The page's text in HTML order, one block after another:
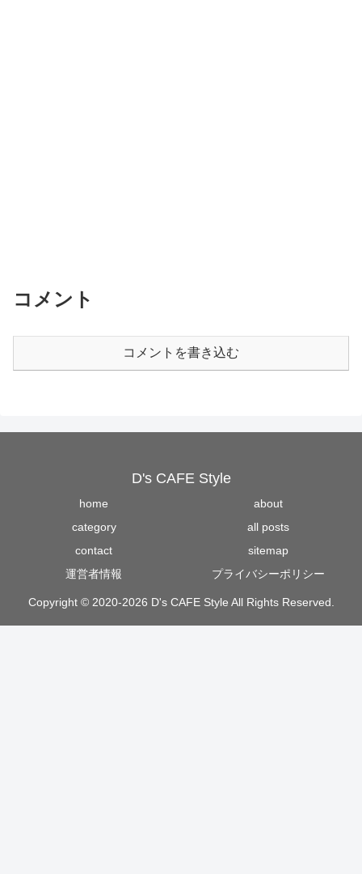
コメント
コメントを書き込む
D's CAFE Style
home
about
category
all posts
contact
sitemap
運営者情報
プライバシーポリシー
Copyright © 2020-2026 D's CAFE Style All Rights Reserved.